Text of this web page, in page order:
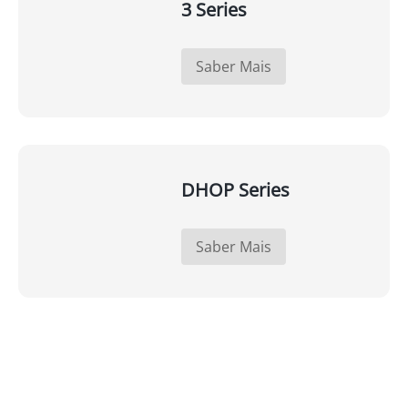
3 Series
Saber Mais
DHOP Series
Saber Mais